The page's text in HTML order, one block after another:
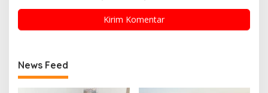
News Feed